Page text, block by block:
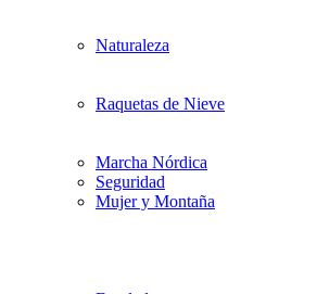
Naturaleza
Raquetas de Nieve
Marcha Nórdica
Seguridad
Mujer y Montaña